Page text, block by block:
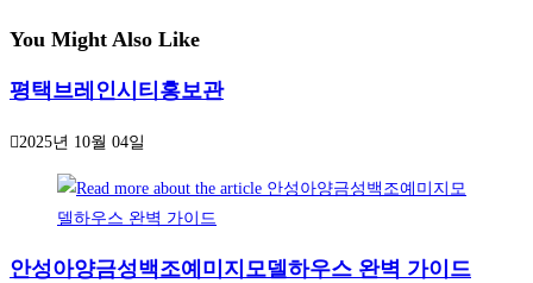
You Might Also Like
평택브레인시티홍보관
2025년 10월 04일
안성아양금성백조예미지모델하우스 완벽 가이드